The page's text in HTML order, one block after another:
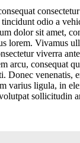
odio a
dolor sit amet,
lorem. Vivamus
viverra
arcu, consequat
Donec venenatis,
varius ligula, in
sollicitudin